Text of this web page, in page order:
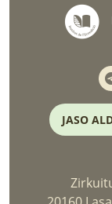
JASO